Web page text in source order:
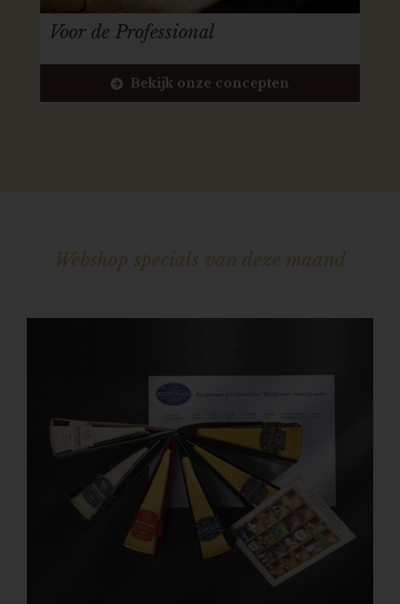
Voor de Professional
Bekijk onze concepten
Webshop specials van deze maand